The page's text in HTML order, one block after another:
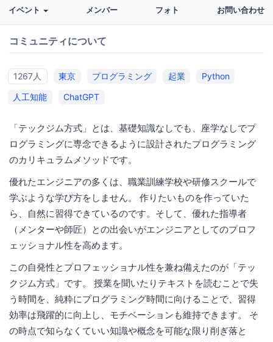
イベント メンバー フォト お問い合わせ
コミュニティについて
1267人 東京 プログラミング 起業
Python
人工知能
ChatGPT
「テックジム方式」とは、基礎知識なしでも、座学なしでプ
ログラミングに専念できるように設計されたプログラミング
のカリキュラムメソッドです。
優れたエンジニアの多くは、職業訓練学校や研修スクールで
学ぶような学び方をしません。 作りたいものを作っていた
ら、自然に習得できているのです。そして、優れた指導者
（メンターや師匠）との出会いがエンジニアとしてのプロフ
ェッショナル性を高めます。
この自発性とプロフェッショナル性を兼ね備えたのが「テッ
クジム方式」です。 授業を聞いたりテキストを読むことで失
う時間を、純粋にプログラミング時間に向けることで、習得
効率は飛躍的に向上し、モチベーションも維持できます。 そ
の時点で知らなくていい知識や概念を可能な限り削ぎ落と